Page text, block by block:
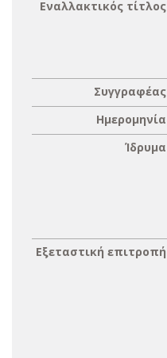
Εναλλακτικός τίτλος
Συγγραφέας
Ημερομηνία
Ίδρυμα
Εξεταστική επιτροπή